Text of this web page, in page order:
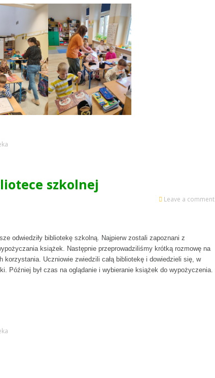
szkolnej
Leave a comment
odwiedziły bibliotekę szkolną. Najpierw zostali zapoznani z
książek. Następnie przeprowadziliśmy krótką rozmowę na
korzystania. Uczniowie zwiedzili całą bibliotekę i dowiedzieli się, w
Później był czas na oglądanie i wybieranie książek do wypożyczenia.